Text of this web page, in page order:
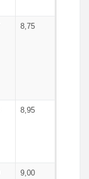
8,75
8,95
9,00